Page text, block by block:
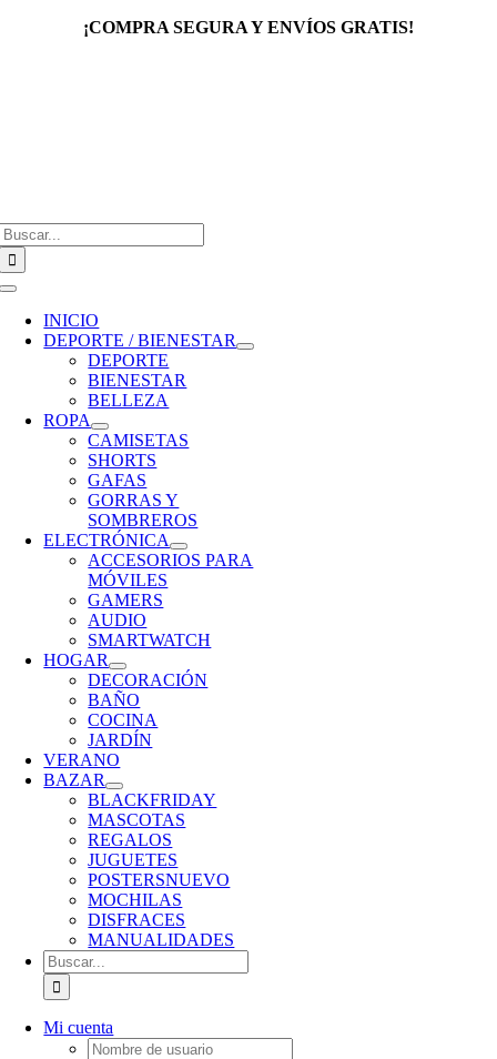
¡COMPRA SEGURA Y ENVÍOS GRATIS!
Toggle
Navigation
INICIO
DEPORTE / BIENESTAR
DEPORTE
BIENESTAR
BELLEZA
ROPA
CAMISETAS
SHORTS
GAFAS
GORRAS Y
SOMBREROS
ELECTRÓNICA
ACCESORIOS PARA
MÓVILES
GAMERS
AUDIO
SMARTWATCH
HOGAR
DECORACIÓN
BAÑO
COCINA
JARDÍN
VERANO
BAZAR
BLACKFRIDAY
MASCOTAS
REGALOS
JUGUETES
POSTERSNUEVO
MOCHILAS
DISFRACES
MANUALIDADES
Buscar:
Mi cuenta
Username: